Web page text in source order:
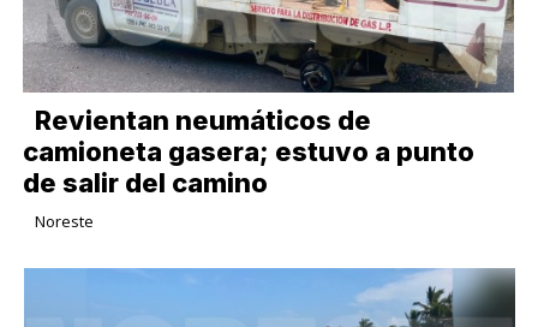
Revientan neumáticos de
camioneta gasera; estuvo a punto
de salir del camino
Noreste